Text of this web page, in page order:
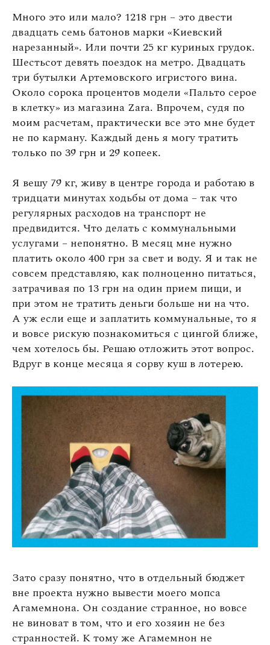
Много это или мало? 1218 грн – это двести
двадцать семь батонов марки «Киевский
нарезанный». Или почти 25 кг куриных грудок.
Шестьсот девять поездок на метро. Двадцать
три бутылки Артемовского игристого вина.
Около сорока процентов модели «Пальто серое
в клетку» из магазина Zara. Впрочем, судя по
моим расчетам, практически все это мне будет
не по карману. Каждый день я могу тратить
только по 39 грн и 29 копеек.
Я вешу 79 кг, живу в центре города и работаю в
тридцати минутах ходьбы от дома – так что
регулярных расходов на транспорт не
предвидится. Что делать с коммунальными
услугами – непонятно. В месяц мне нужно
платить около 400 грн за свет и воду. Я и так не
совсем представляю, как полноценно питаться,
затрачивая по 13 грн на один прием пищи, и
при этом не тратить деньги больше ни на что.
А уж если еще и заплатить коммунальные, то я
и вовсе рискую познакомиться с цингой ближе,
чем хотелось бы. Решаю отложить этот вопрос.
Вдруг в конце месяца я сорву куш в лотерею.
Зато сразу понятно, что в отдельный бюджет
вне проекта нужно вывести моего мопса
Агамемнона. Он создание странное, но вовсе
не виноват в том, что и его хозяин не без
странностей. К тому же Агамемнон не